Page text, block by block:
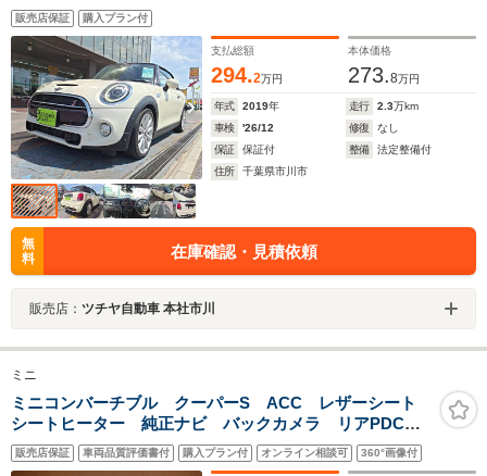
販売店保証 購入プラン付
支払総額
294.2万円
本体価格
273.8万円
年式 2019年 走行 2.3万km
車検
'26/12 修復
なし
保証
保証付 整備
法定整備付
住所
千葉県市川市
無
料
在庫確認・見積依頼
販売店： ツチヤ自動車 本社市川
ミニ
ミニコンバーチブル クーパーS ACC レザーシート
シートヒーター 純正ナビ バックカメラ リアPDC
インテリジェントセーフティ LEDヘッドライト オー
トライト ユニオンジャックテール アイドリングストッ
販売店保証 車両品質評価書付 購入プラン付 オンライン相談可 360°画像付